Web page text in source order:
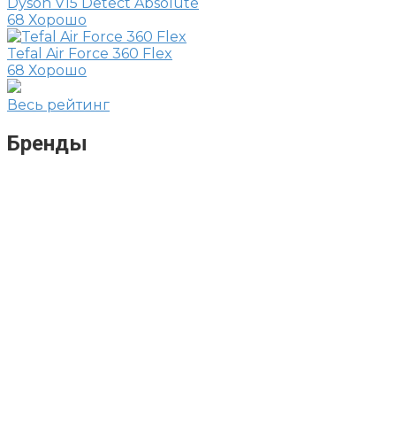
Dyson V15 Detect Absolute
68 Хорошо
Tefal Air Force 360 Flex
68 Хорошо
Весь рейтинг
Бренды